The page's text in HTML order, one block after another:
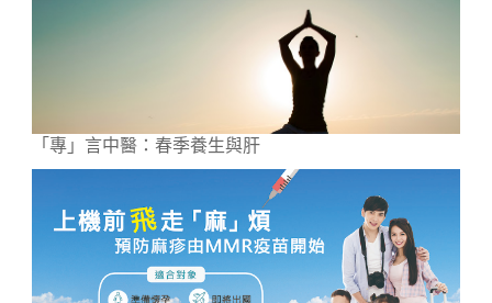
「專」言中醫：春季養生與肝